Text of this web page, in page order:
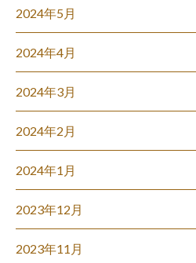
2024年5月
2024年4月
2024年3月
2024年2月
2024年1月
2023年12月
2023年11月